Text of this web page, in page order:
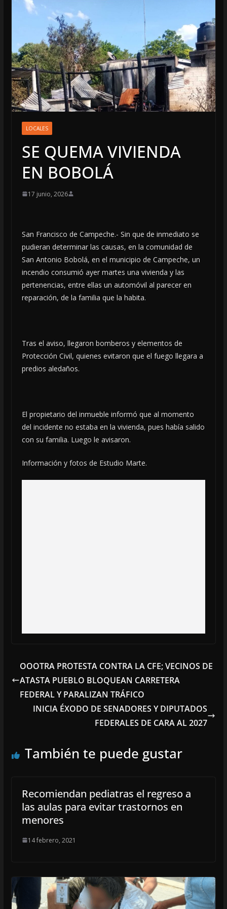
LOCALES
SE QUEMA VIVIENDA
EN BOBOLÁ
17 junio, 2026
San Francisco de Campeche.- Sin que de inmediato se
pudieran determinar las causas, en la comunidad de
San Antonio Bobolá, en el municipio de Campeche, un
incendio consumió ayer martes una vivienda y las
pertenencias, entre ellas un automóvil al parecer en
reparación, de la familia que la habita.
Tras el aviso, llegaron bomberos y elementos de
Protección Civil, quienes evitaron que el fuego llegara a
predios aledaños.
El propietario del inmueble informó que al momento
del incidente no estaba en la vivienda, pues había salido
con su familia. Luego le avisaron.
Información y fotos de Estudio Marte.
OOOTRA PROTESTA CONTRA LA CFE; VECINOS DE
ATASTA PUEBLO BLOQUEAN CARRETERA
FEDERAL Y PARALIZAN TRÁFICO
INICIA ÉXODO DE SENADORES Y DIPUTADOS
FEDERALES DE CARA AL 2027
También te puede gustar
Recomiendan pediatras el regreso a
las aulas para evitar trastornos en
menores
14 febrero, 2021